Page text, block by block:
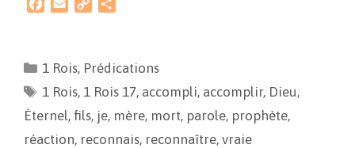
b
o
l
L
i
n
k
a
g
1 Rois, Prédications
1 Rois, 1 Rois 17, accompli, accomplir, Dieu,
Éternel, fils, je, mère, mort, parole, prophète,
réaction, reconnais, reconnaître, vraie